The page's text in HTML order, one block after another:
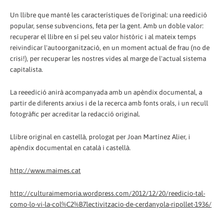
Un llibre que manté les característiques de l'original: una reedició
popular, sense subvencions, feta per la gent. Amb un doble valor:
recuperar el llibre en sí pel seu valor històric i al mateix temps
reivindicar l'autoorganització, en un moment actual de frau (no de
crisi!), per recuperar les nostres vides al marge de l'actual sistema
capitalista.
La reeedició anirà acompanyada amb un apèndix documental, a
partir de diferents arxius i de la recerca amb fonts orals, i un recull
fotogràfic per acreditar la redacció original.
Llibre original en castellà, prologat per Joan Martínez Alier, i
apèndix documental en català i castellà.
http://www.maimes.cat
http://culturaimemoria.wordpress.com/2012/12/20/reedicio-tal-
como-lo-vi-la-col%C2%B7lectivitzacio-de-cerdanyola-ripollet-1936/